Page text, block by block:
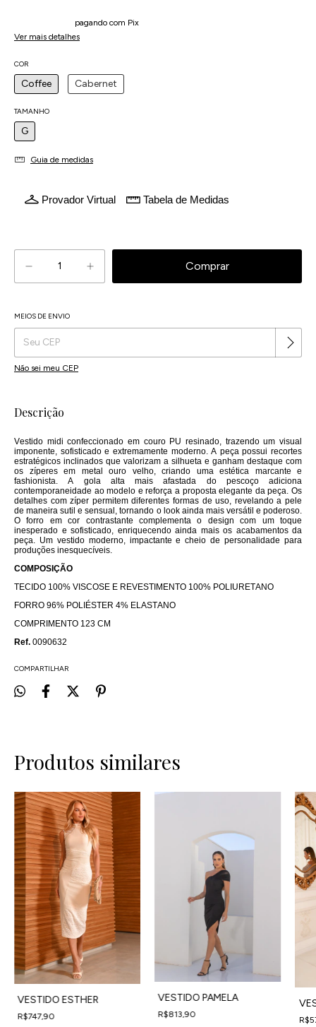
pagando com Pix
Ver mais detalhes
COR
Coffee Cabernet
TAMANHO
G
Guia de medidas
Provador Virtual Tabela de Medidas
Entregas para o CEP:
MEIOS DE ENVIO
Não sei meu CEP
Descrição
Vestido midi confeccionado em couro PU resinado, trazendo um visual
imponente, sofisticado e extremamente moderno. A peça possui recortes
estratégicos inclinados que valorizam a silhueta e ganham destaque com
os zíperes em metal ouro velho, criando uma estética marcante e
fashionista. A gola alta mais afastada do pescoço adiciona
contemporaneidade ao modelo e reforça a proposta elegante da peça. Os
detalhes com zíper permitem diferentes formas de uso, revelando a pele
de maneira sutil e sensual, tornando o look ainda mais versátil e poderoso.
O forro em cor contrastante complementa o design com um toque
inesperado e sofisticado, enriquecendo ainda mais os acabamentos da
peça. Um vestido moderno, impactante e cheio de personalidade para
produções inesquecíveis.
COMPOSIÇÃO
TECIDO 100% VISCOSE E REVESTIMENTO 100% POLIURETANO
FORRO 96% POLIÉSTER 4% ELASTANO
COMPRIMENTO 123 CM
Ref. 0090632
COMPARTILHAR
Produtos similares
VESTIDO ESTHER
R$747,90
VESTIDO PAMELA
R$813,90